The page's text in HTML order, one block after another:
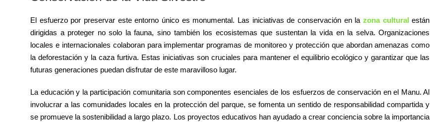
El esfuerzo por preservar este entorno único es monumental. Las iniciativas de conservación en la zona cultural están
dirigidas a proteger no solo la fauna, sino también los ecosistemas que sustentan la vida en la selva. Organizaciones
locales e internacionales colaboran para implementar programas de monitoreo y protección que abordan amenazas como
la deforestación y la caza furtiva. Estas iniciativas son cruciales para mantener el equilibrio ecológico y garantizar que las
futuras generaciones puedan disfrutar de este maravilloso lugar.
La educación y la participación comunitaria son componentes esenciales de los esfuerzos de conservación en el Manu. Al
involucrar a las comunidades locales en la protección del parque, se fomenta un sentido de responsabilidad compartida y
se promueve la sostenibilidad a largo plazo. Los proyectos educativos han ayudado a crear conciencia sobre la importancia